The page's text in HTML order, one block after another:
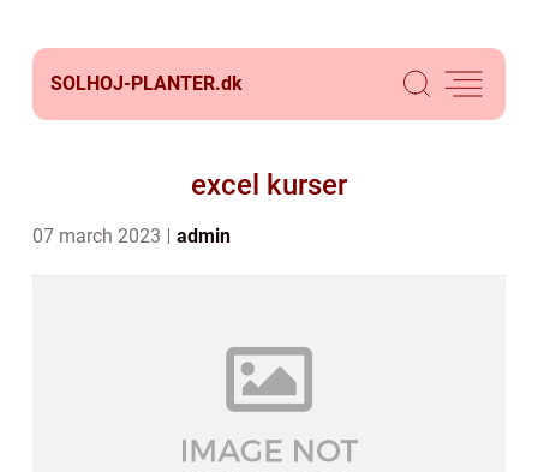
SOLHOJ-PLANTER.dk
excel kurser
07 march 2023 admin